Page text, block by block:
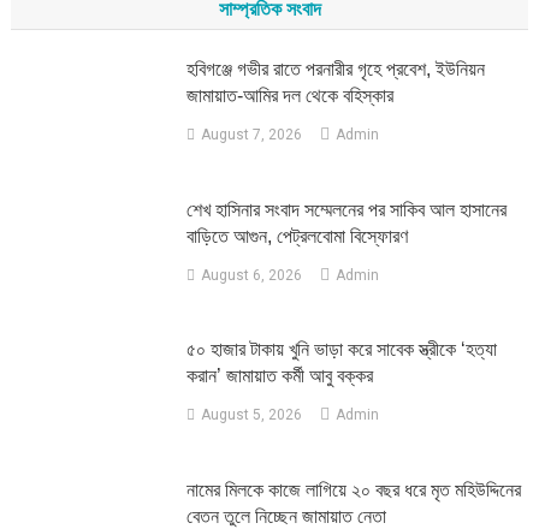
সাম্প্রতিক সংবাদ
হবিগঞ্জে গভীর রাতে পরনারীর গৃহে প্রবেশ, ইউনিয়ন
জামায়াত-আমির দল থেকে বহিস্কার
August 7, 2026 Admin
শেখ হাসিনার সংবাদ সম্মেলনের পর সাকিব আল হাসানের
বাড়িতে আগুন, পেট্রলবোমা বিস্ফোরণ
August 6, 2026 Admin
৫০ হাজার টাকায় খুনি ভাড়া করে সাবেক স্ত্রীকে ‘হত্যা
করান’ জামায়াত কর্মী আবু বক্কর
August 5, 2026 Admin
নামের মিলকে কাজে লাগিয়ে ২০ বছর ধরে মৃত মহিউদ্দিনের
বেতন তুলে নিচ্ছেন জামায়াত নেতা